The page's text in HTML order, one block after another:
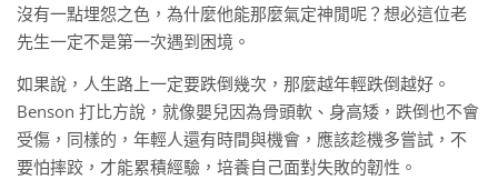
沒有一點埋怨之色，為什麼他能那麼氣定神閒呢？想必這位老
先生一定不是第一次遇到困境。
如果說，人生路上一定要跌倒幾次，那麼越年輕跌倒越好。
Benson 打比方說，就像嬰兒因為骨頭軟、身高矮，跌倒也不會
受傷，同樣的，年輕人還有時間與機會，應該趁機多嘗試，不
要怕摔跤，才能累積經驗，培養自己面對失敗的韌性。